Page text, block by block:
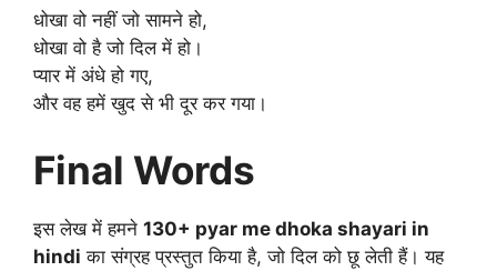
धोखा वो नहीं जो सामने हो,
धोखा वो है जो दिल में हो।
प्यार में अंधे हो गए,
और वह हमें खुद से भी दूर कर गया।
Final Words
इस लेख में हमने 130+ pyar me dhoka shayari in
hindi का संग्रह प्रस्तुत किया है, जो दिल को छू लेती हैं। यह